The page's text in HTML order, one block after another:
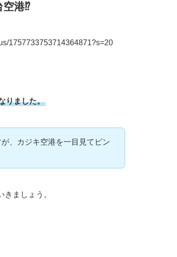
港⁉︎
1757733753714364871?s=20
りました。
、カジキ空港を一目見てピン
ましょう。